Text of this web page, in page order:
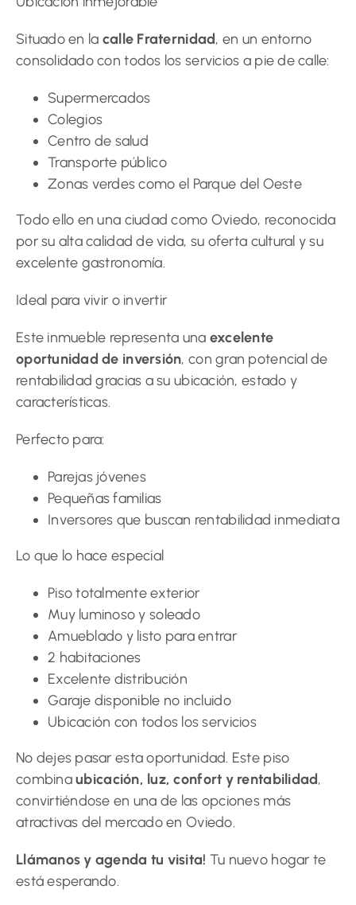
Situado en la calle Fraternidad, en un entorno
consolidado con todos los servicios a pie de calle:
Supermercados
Colegios
Centro de salud
Transporte público
Zonas verdes como el Parque del Oeste
Todo ello en una ciudad como Oviedo, reconocida
por su alta calidad de vida, su oferta cultural y su
excelente gastronomía.
Ideal para vivir o invertir
Este inmueble representa una excelente
oportunidad de inversión, con gran potencial de
rentabilidad gracias a su ubicación, estado y
características.
Perfecto para:
Parejas jóvenes
Pequeñas familias
Inversores que buscan rentabilidad inmediata
Lo que lo hace especial
Piso totalmente exterior
Muy luminoso y soleado
Amueblado y listo para entrar
2 habitaciones
Excelente distribución
Garaje disponible no incluido
Ubicación con todos los servicios
No dejes pasar esta oportunidad. Este piso
combinaubicación, luz, confort y rentabilidad,
convirtiéndose en una de las opciones más
atractivas del mercado en Oviedo.
Llámanos y agenda tu visita! Tu nuevo hogar te
está esperando.